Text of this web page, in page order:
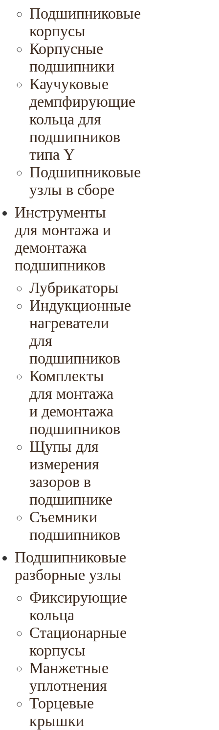
Подшипниковые
корпусы
Корпусные
подшипники
Каучуковые
демпфирующие
кольца для
подшипников
типа Y
Подшипниковые
узлы в сборе
Инструменты
для монтажа и
демонтажа
подшипников
Лубрикаторы
Индукционные
нагреватели
для
подшипников
Комплекты
для монтажа
и демонтажа
подшипников
Щупы для
измерения
зазоров в
подшипнике
Съемники
подшипников
Подшипниковые
разборные узлы
Фиксирующие
кольца
Стационарные
корпусы
Манжетные
уплотнения
Торцевые
крышки